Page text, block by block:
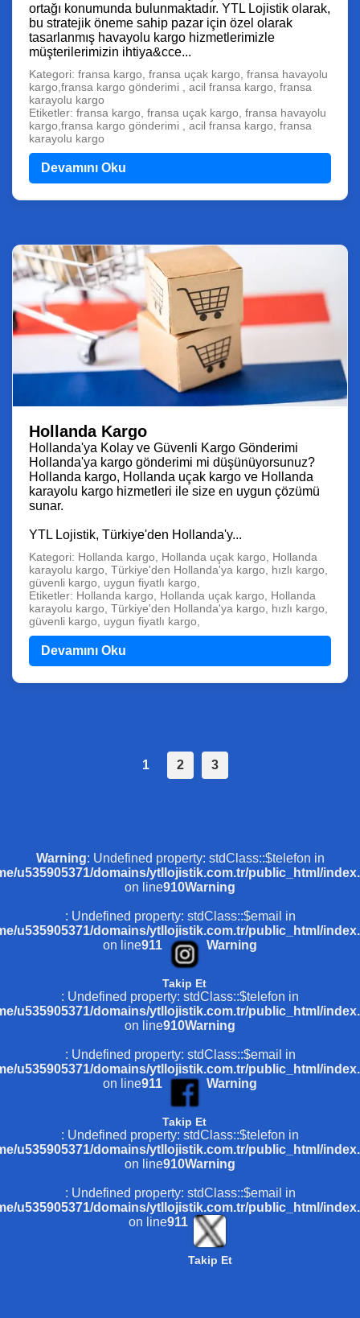
ortağı konumunda bulunmaktadır. YTL Lojistik olarak,
bu stratejik öneme sahip pazar için özel olarak
tasarlanmış havayolu kargo hizmetlerimizle
müşterilerimizin ihtiya&cce...
Kategori: fransa kargo, fransa uçak kargo, fransa havayolu
kargo,fransa kargo gönderimi , acil fransa kargo, fransa
karayolu kargo
Etiketler: fransa kargo, fransa uçak kargo, fransa havayolu
kargo,fransa kargo gönderimi , acil fransa kargo, fransa
karayolu kargo
Devamını Oku
Hollanda Kargo
Hollanda'ya Kolay ve Güvenli Kargo Gönderimi
Hollanda'ya kargo gönderimi mi düşünüyorsunuz?
Hollanda kargo, Hollanda uçak kargo ve Hollanda
karayolu kargo hizmetleri ile size en uygun çözümü
sunar.
YTL Lojistik, Türkiye'den Hollanda'y...
Kategori: Hollanda kargo, Hollanda uçak kargo, Hollanda
karayolu kargo, Türkiye'den Hollanda'ya kargo, hızlı kargo,
güvenli kargo, uygun fiyatlı kargo,
Etiketler: Hollanda kargo, Hollanda uçak kargo, Hollanda
karayolu kargo, Türkiye'den Hollanda'ya kargo, hızlı kargo,
güvenli kargo, uygun fiyatlı kargo,
Devamını Oku
1 2 3
Warning: Undefined property: stdClass::$telefon in
u535905371/domains/ytllojistik.com.tr/public_html/
on line910Warning
: Undefined property: stdClass::$email in
u535905371/domains/ytllojistik.com.tr/public_html/
on line911
Takip Et
Warning
: Undefined property: stdClass::$telefon in
u535905371/domains/ytllojistik.com.tr/public_html/
on line910Warning
: Undefined property: stdClass::$email in
u535905371/domains/ytllojistik.com.tr/public_html/
on line911
Takip Et
Warning
: Undefined property: stdClass::$telefon in
u535905371/domains/ytllojistik.com.tr/public_html/
on line910Warning
: Undefined property: stdClass::$email in
u535905371/domains/ytllojistik.com.tr/public_html/
on line911
Takip Et